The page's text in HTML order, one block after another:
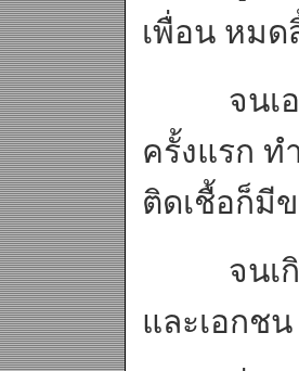
เพื่อน หมด
จนเอดส์
ครั้งแรก ท
ติดเชื้อก็มี
จนเกิดก
และเอกชน